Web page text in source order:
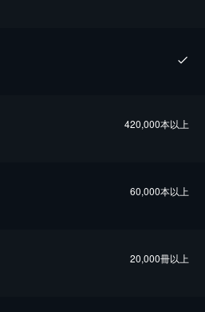
420,000本以上
60,000本以上
20,000冊以上